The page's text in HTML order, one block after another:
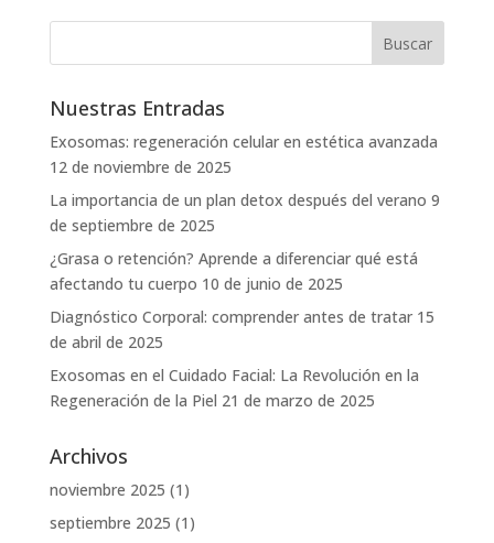
Nuestras Entradas
Exosomas: regeneración celular en estética avanzada
12 de noviembre de 2025
La importancia de un plan detox después del verano 9
de septiembre de 2025
¿Grasa o retención? Aprende a diferenciar qué está
afectando tu cuerpo 10 de junio de 2025
Diagnóstico Corporal: comprender antes de tratar 15
de abril de 2025
Exosomas en el Cuidado Facial: La Revolución en la
Regeneración de la Piel 21 de marzo de 2025
Archivos
noviembre 2025 (1)
septiembre 2025 (1)